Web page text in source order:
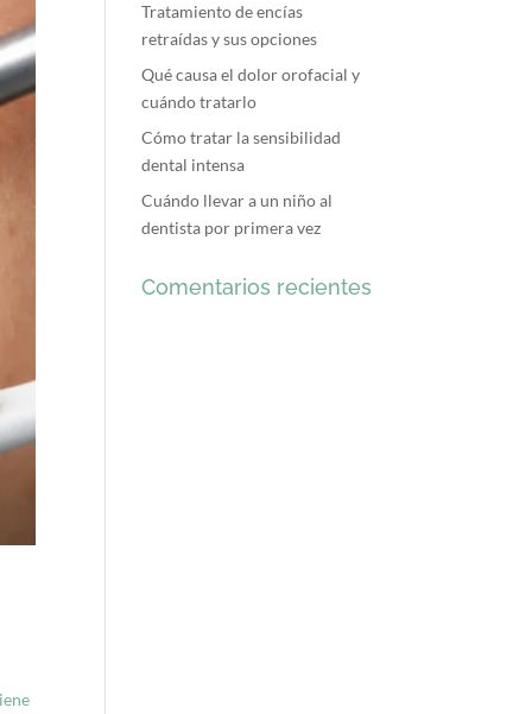
Tratamiento de encías
retraídas y sus opciones
Qué causa el dolor orofacial y
cuándo tratarlo
Cómo tratar la sensibilidad
dental intensa
Cuándo llevar a un niño al
dentista por primera vez
Comentarios recientes